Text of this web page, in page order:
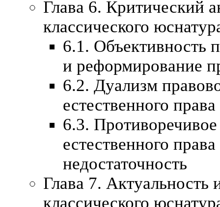
Глава 6. Критический
классического
6.1. Объективность
и реформирование
6.2. Дуализм
естественного права
6.3.
естественного
недостаточность
Глава 7. Актуальность
классического